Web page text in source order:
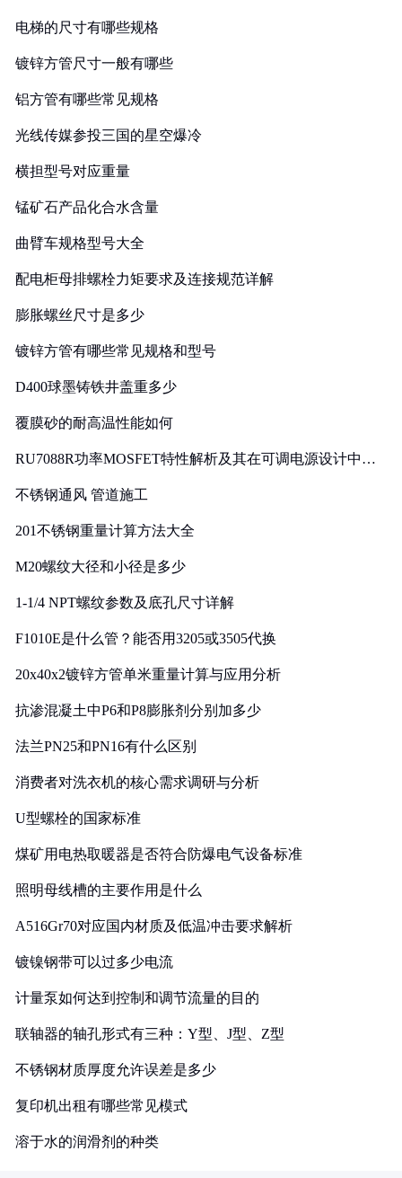
电梯的尺寸有哪些规格
镀锌方管尺寸一般有哪些
铝方管有哪些常见规格
光线传媒参投三国的星空爆冷
横担型号对应重量
锰矿石产品化合水含量
曲臂车规格型号大全
配电柜母排螺栓力矩要求及连接规范详解
膨胀螺丝尺寸是多少
镀锌方管有哪些常见规格和型号
D400球墨铸铁井盖重多少
覆膜砂的耐高温性能如何
RU7088R功率MOSFET特性解析及其在可调电源设计中的
不锈钢通风 管道施工
201不锈钢重量计算方法大全
M20螺纹大径和小径是多少
1-1/4 NPT螺纹参数及底孔尺寸详解
F1010E是什么管？能否用3205或3505代换
20x40x2镀锌方管单米重量计算与应用分析
抗渗混凝土中P6和P8膨胀剂分别加多少
法兰PN25和PN16有什么区别
消费者对洗衣机的核心需求调研与分析
U型螺栓的国家标准
煤矿用电热取暖器是否符合防爆电气设备标准
照明母线槽的主要作用是什么
A516Gr70对应国内材质及低温冲击要求解析
镀镍钢带可以过多少电流
计量泵如何达到控制和调节流量的目的
联轴器的轴孔形式有三种：Y型、J型、Z型
不锈钢材质厚度允许误差是多少
复印机出租有哪些常见模式
溶于水的润滑剂的种类